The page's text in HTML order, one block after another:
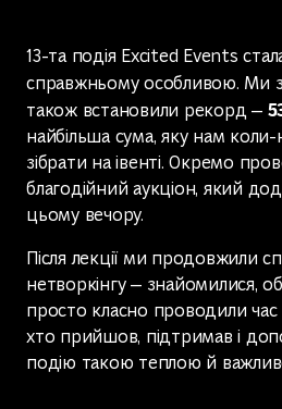
13-та подія Excited Events
справжньому особливою. Ми
також встановили рекорд —
найбільша сума, яку нам
зібрати на івенті. Окремо
благодійний аукціон, який
цьому вечору.
Після лекції ми продовжили
нетворкінгу — знайомилися,
просто класно проводили час
хто прийшов, підтримав і
подію такою теплою й